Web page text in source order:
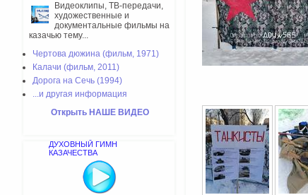
Видеоклипы, ТВ-передачи,
художественные и
документальные фильмы на
казачью тему...
Чертова дюжина (фильм, 1971)
Калачи (фильм, 2011)
Дорога на Сечь (1994)
...и другая информация
Открыть НАШЕ ВИДЕО
ДУХОВНЫЙ ГИМН
КАЗАЧЕСТВА